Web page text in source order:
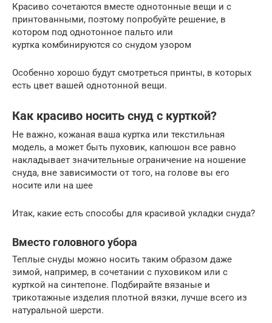
Красиво сочетаются вместе однотонные вещи и с
принтованными, поэтому попробуйте решение, в
котором под однотонное пальто или
куртка комбинируются со снудом узором
Особенно хорошо будут смотреться принты, в которых
есть цвет вашей однотонной вещи.
Как красиво носить снуд с курткой?
Не важно, кожаная ваша куртка или текстильная
модель, а может быть пуховик, капюшон все равно
накладывает значительные ограничение на ношение
снуда, вне зависимости от того, на голове вы его
носите или на шее
Итак, какие есть способы для красивой укладки снуда?
Вместо головного убора
Теплые снуды можно носить таким образом даже
зимой, например, в сочетании с пуховиком или с
курткой на синтепоне. Подбирайте вязаные и
трикотажные изделия плотной вязки, лучше всего из
натуральной шерсти.